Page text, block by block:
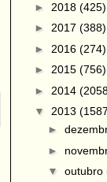
► 2018 (425)
► 2017 (388)
► 2016 (274)
► 2015 (756)
► 2014
▼ 2013
►
►
▼ outubro